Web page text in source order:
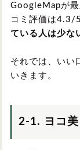
GoogleMapが最
コミ評価は4.3/
ている人は少な
それでは、いい
いきます。
2-1. ヨコ美